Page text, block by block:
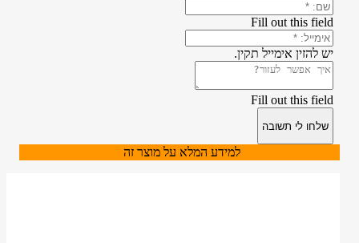
Fill out this field
יש להזין אימייל תקין.
Fill out this field
שלחו לי תשובה
למידע המלא על מוצר זה